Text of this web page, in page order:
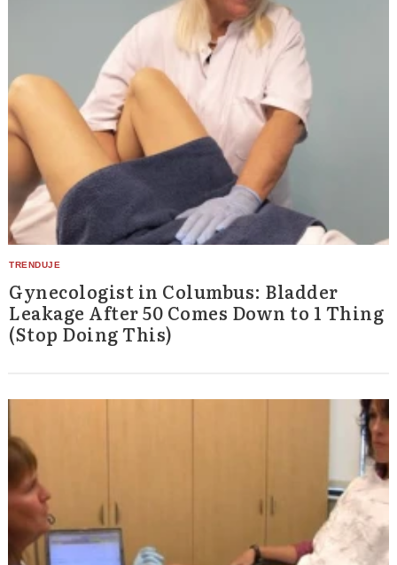
Gynecologist in Columbus: Bladder
Leakage After 50 Comes Down to 1 Thing
(Stop Doing This)